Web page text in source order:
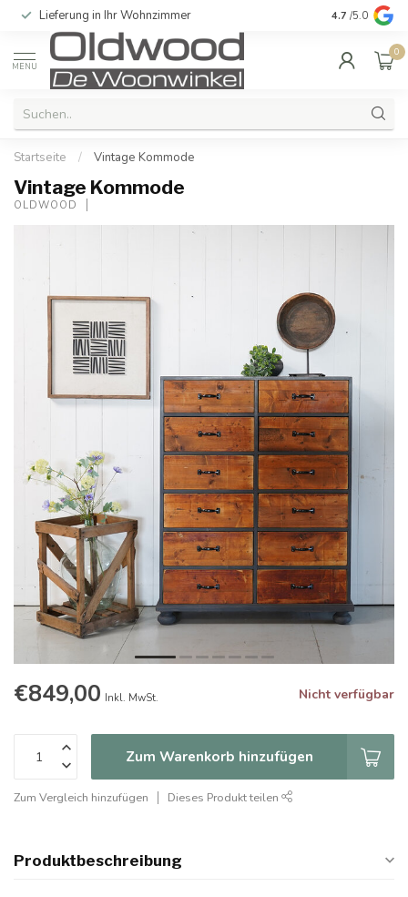
Lieferung in Ihr Wohnzimmer Qualität und
4.7 /5.0
MENU
0
Startseite / Vintage Kommode
Vintage Kommode
OLDWOOD
€849,00 Inkl. MwSt. Nicht verfügbar
Zum Warenkorb hinzufügen
Zum Vergleich hinzufügen Dieses Produkt teilen
Produktbeschreibung